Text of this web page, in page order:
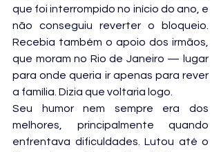
que foi interrompido no início do ano, e
não conseguiu reverter o bloqueio.
Recebia também o apoio dos irmãos,
que moram no Rio de Janeiro — lugar
para onde queria ir apenas para rever
a família. Dizia que voltaria logo.
Seu humor nem sempre era dos
melhores, principalmente quando
enfrentava dificuldades. Lutou até o